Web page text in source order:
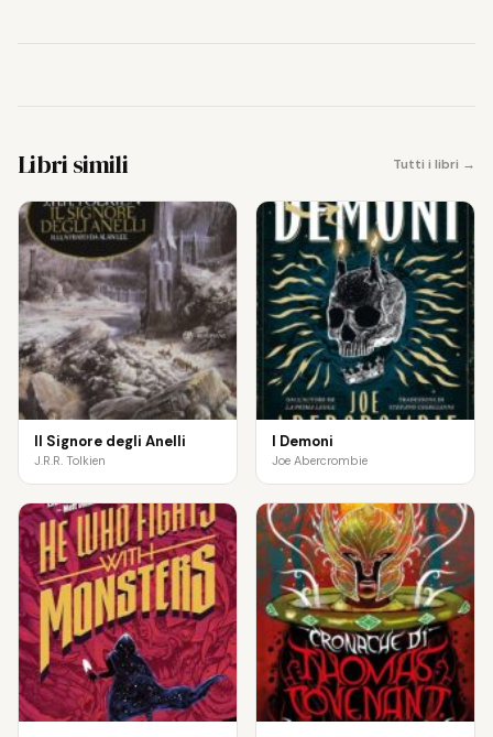
Libri simili Tutti i libri →
Il Signore degli Anelli
J.R.R. Tolkien
I Demoni
Joe Abercrombie